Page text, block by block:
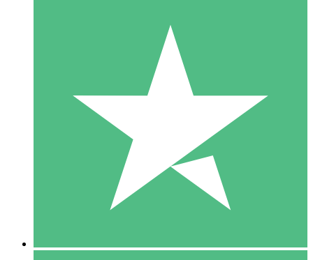
Pacotes de Créditos Individuais
Pague conforme o uso com créditos de download. Sem
1000